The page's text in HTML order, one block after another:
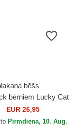
bēšs
bērniem Lucky Cat
Djinns
EUR 26,95
Pirmdiena, 10. Aug.